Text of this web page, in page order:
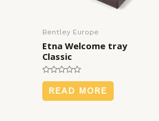
Bentley Europe
Etna Welcome tray
Classic
Rated
out
of
READ MORE